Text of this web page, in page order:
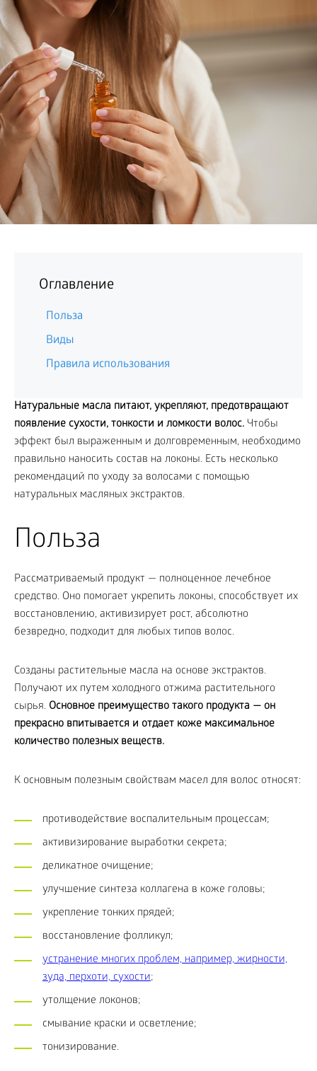
Оглавление
Польза
Виды
Правила использования
Натуральные масла питают, укрепляют, предотвращают
появление сухости, тонкости и ломкости волос. Чтобы
эффект был выраженным и долговременным, необходимо
правильно наносить состав на локоны. Есть несколько
рекомендаций по уходу за волосами с помощью
натуральных масляных экстрактов.
Польза
Рассматриваемый продукт — полноценное лечебное
средство. Оно помогает укрепить локоны, способствует их
восстановлению, активизирует рост, абсолютно
безвредно, подходит для любых типов волос.
Созданы растительные масла на основе экстрактов.
Получают их путем холодного отжима растительного
сырья. Основное преимущество такого продукта — он
прекрасно впитывается и отдает коже максимальное
количество полезных веществ.
К основным полезным свойствам масел для волос относят:
противодействие воспалительным процессам;
активизирование выработки секрета;
деликатное очищение;
улучшение синтеза коллагена в коже головы;
укрепление тонких прядей;
восстановление фолликул;
устранение многих проблем, например, жирности,
зуда, перхоти, сухости;
утолщение локонов;
смывание краски и осветление;
тонизирование.